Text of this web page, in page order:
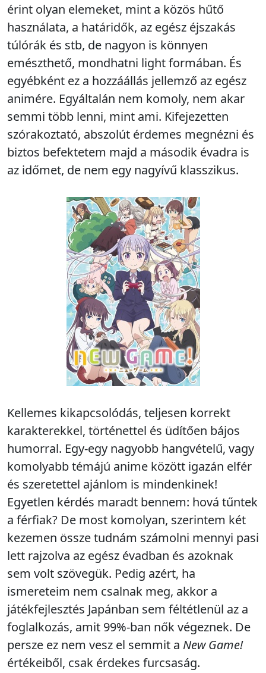
érint olyan elemeket, mint a közös hűtő
használata, a határidők, az egész éjszakás
túlórák és stb, de nagyon is könnyen
emészthető, mondhatni light formában. És
egyébként ez a hozzáállás jellemző az egész
animére. Egyáltalán nem komoly, nem akar
semmi több lenni, mint ami. Kifejezetten
szórakoztató, abszolút érdemes megnézni és
biztos befektetem majd a második évadra is
az időmet, de nem egy nagyívű klasszikus.
Kellemes kikapcsolódás, teljesen korrekt
karakterekkel, történettel és üdítően bájos
humorral. Egy-egy nagyobb hangvételű, vagy
komolyabb témájú anime között igazán elfér
és szeretettel ajánlom is mindenkinek!
Egyetlen kérdés maradt bennem: hová tűntek
a férfiak? De most komolyan, szerintem két
kezemen össze tudnám számolni mennyi pasi
lett rajzolva az egész évadban és azoknak
sem volt szövegük. Pedig azért, ha
ismereteim nem csalnak meg, akkor a
játékfejlesztés Japánban sem féltétlenül az a
foglalkozás, amit 99%-ban nők végeznek. De
persze ez nem vesz el semmit a New Game!
értékeiből, csak érdekes furcsaság.